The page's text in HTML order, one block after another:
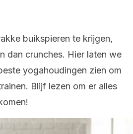
buikspieren te krijgen,
dan crunches. Hier laten we
yogahoudingen zien om
Blijf lezen om er alles